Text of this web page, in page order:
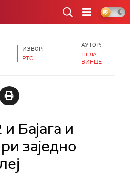
ИЗВОР:
РТС
АУТОР:
НЕЛА
ВИНЦЕ
Бајага и
заједно